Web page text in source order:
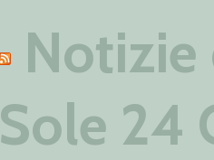
Notizie
Sole 24